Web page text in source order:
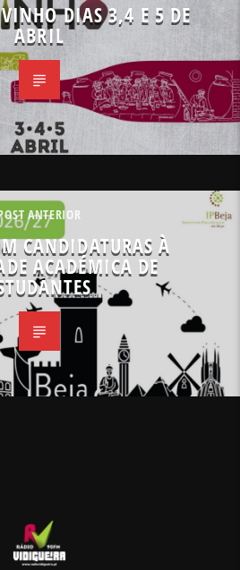
DIAS 3,4 E 5 DE
ABRIL
ANTERIOR
CANDIDATURAS À
ACADÉMICA DE